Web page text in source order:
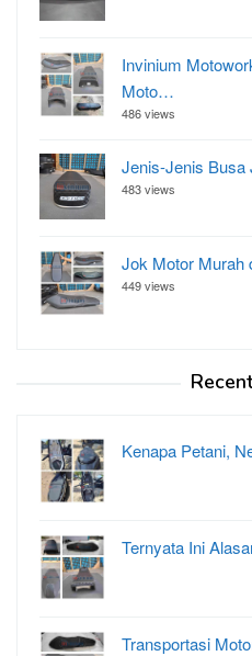
Invinium
Moto…
486 views
Jenis-Jenis
483 views
Jok Motor Murah
449 views
Kenapa Petani,
Ternyata Ini
Transportasi